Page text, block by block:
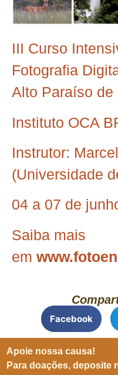
III Curso
Fotografia
Alto Paraíso de
Instituto OCA
Instrutor:
(Universidade
04 a 07 de
Saiba mais
em
Facebook
Apoie nossa causa!
Para doações, deposite